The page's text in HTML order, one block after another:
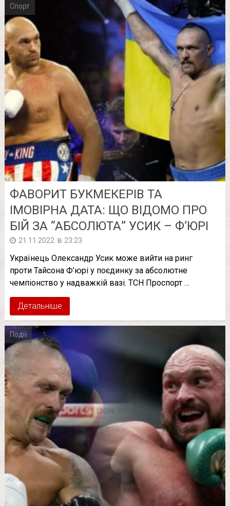
Спорт
ФАВОРИТ БУКМЕКЕРІВ ТА
ІМОВІРНА ДАТА: ЩО ВІДОМО ПРО
БІЙ ЗА “АБСОЛЮТА” УСИК – Ф’ЮРІ
21.11.2022 в 23:23
Українець Олександр Усик може вийти на ринг
проти Тайсона Ф’юрі у поєдинку за абсолютне
чемпіонство у надважкій вазі. ТСН Проспорт …
Детальніше
Події